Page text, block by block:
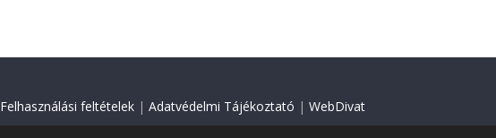
Felhasználási feltételek | Adatvédelmi Tájékoztató | WebDivat